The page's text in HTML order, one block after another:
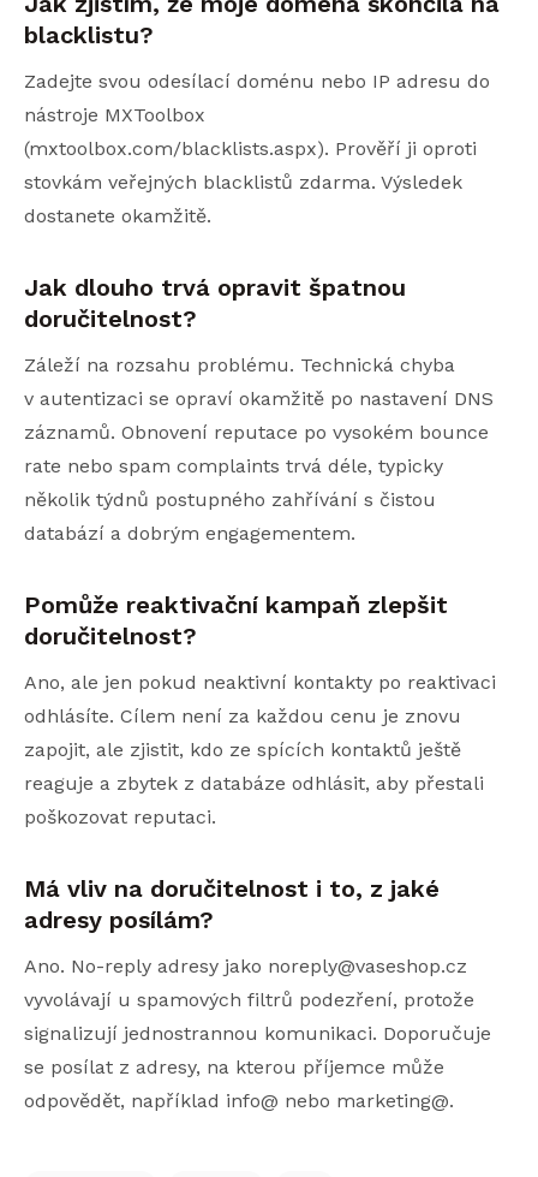
blacklistu?
Zadejte svou odesílací doménu nebo IP adresu do
nástroje MXToolbox
(mxtoolbox.com/blacklists.aspx). Prověří ji oproti
stovkám veřejných blacklistů zdarma. Výsledek
dostanete okamžitě.
Jak dlouho trvá opravit špatnou
doručitelnost?
Záleží na rozsahu problému. Technická chyba
v autentizaci se opraví okamžitě po nastavení DNS
záznamů. Obnovení reputace po vysokém bounce
rate nebo spam complaints trvá déle, typicky
několik týdnů postupného zahřívání s čistou
databází a dobrým engagementem.
Pomůže reaktivační kampaň zlepšit
doručitelnost?
Ano, ale jen pokud neaktivní kontakty po reaktivaci
odhlásíte. Cílem není za každou cenu je znovu
zapojit, ale zjistit, kdo ze spících kontaktů ještě
reaguje a zbytek z databáze odhlásit, aby přestali
poškozovat reputaci.
Má vliv na doručitelnost i to, z jaké
adresy posílám?
Ano. No-reply adresy jako noreply@vaseshop.cz
vyvolávají u spamových filtrů podezření, protože
signalizují jednostrannou komunikaci. Doporučuje
se posílat z adresy, na kterou příjemce může
odpovědět, například info@ nebo marketing@.